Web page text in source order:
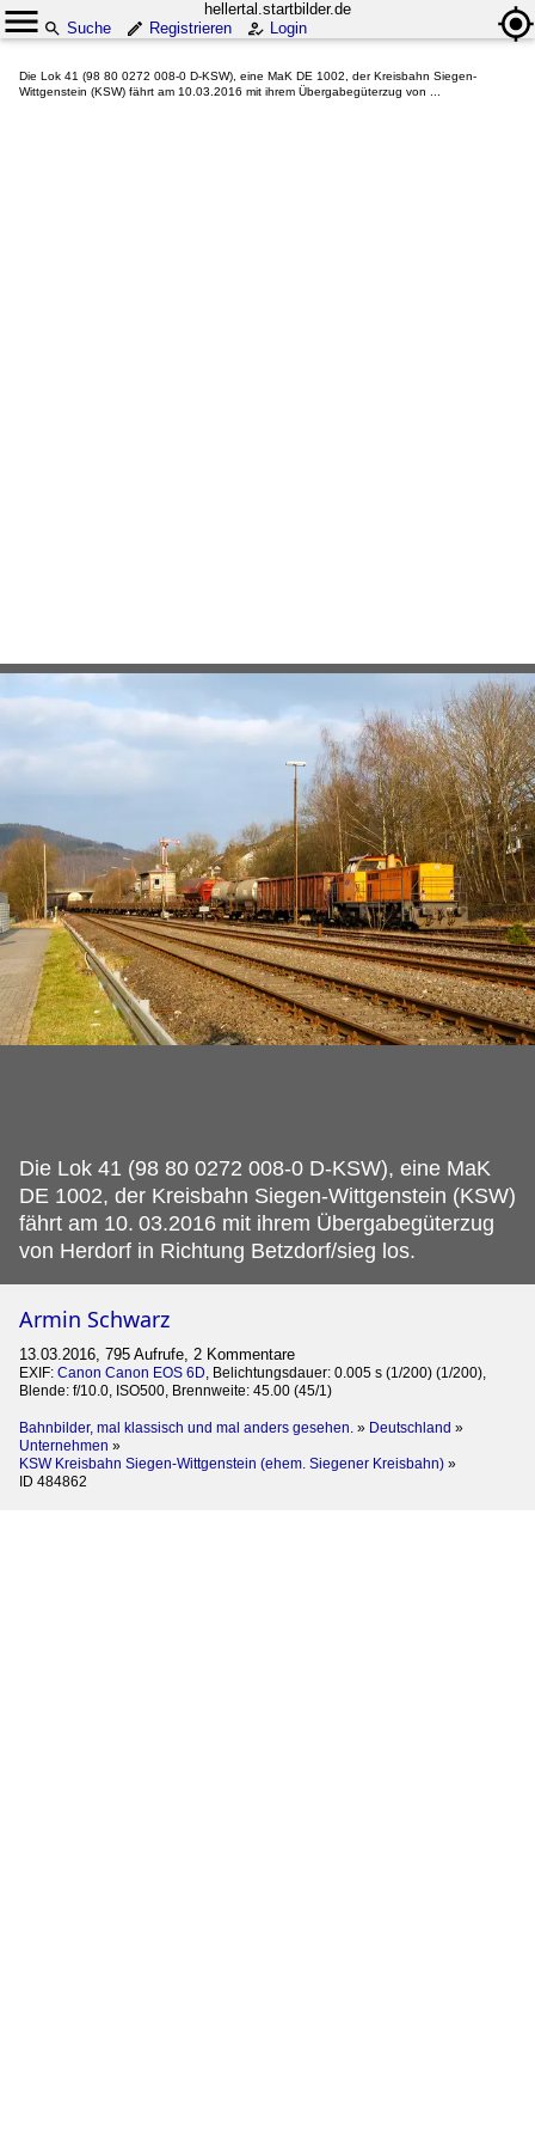
hellertal.startbilder.de
Suche
Registrieren Login
Die Lok 41 (98 80 0272 008-0 D-KSW), eine MaK DE 1002, der Kreisbahn Siegen-
Wittgenstein (KSW) fährt am 10.03.2016 mit ihrem Übergabegüterzug von ...
Die Lok 41 (98 80 0272 008-0 D-KSW), eine MaK
DE 1002, der Kreisbahn Siegen-Wittgenstein (KSW)
fährt am 10. 03.2016 mit ihrem Übergabegüterzug
von Herdorf in Richtung Betzdorf/sieg los.
Armin Schwarz
13.03.2016, 795 Aufrufe, 2 Kommentare
EXIF: Canon Canon EOS 6D , Belichtungsdauer: 0.005 s (1/200) (1/200),
Blende: f/10.0, ISO500, Brennweite: 45.00 (45/1)
Bahnbilder, mal klassisch und mal anders gesehen. » Deutschland »
Unternehmen »
KSW Kreisbahn Siegen-Wittgenstein (ehem. Siegener Kreisbahn) »
ID 484862